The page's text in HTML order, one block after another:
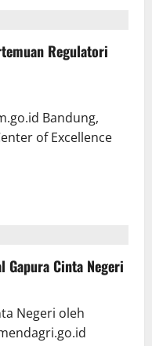
Regulatori
Bandung,
of Excellence
Gapura Cinta Negeri
Negeri oleh